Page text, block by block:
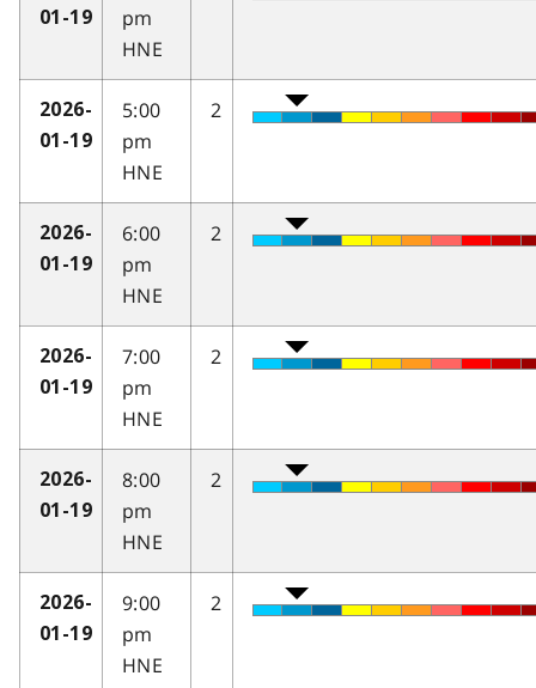
01-19
pm
HNE
2026-
01-19
5:00
pm
HNE
2
2026-
01-19
6:00
pm
HNE
2
2026-
01-19
7:00
pm
HNE
2
2026-
01-19
8:00
pm
HNE
2
2026-
01-19
9:00
pm
HNE
2